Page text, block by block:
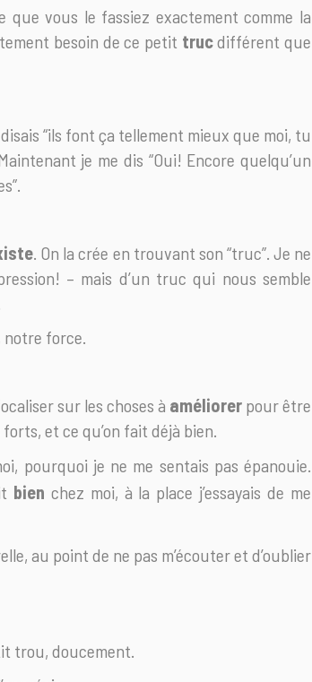
que vous le fassiez exactement comme la
besoin de ce petit trucdifférent que
“ils font ça tellement mieux que moi, tu
je me dis “Oui! Encore quelqu’un
. On la crée en trouvant son “truc”. Je ne
– mais d’un truc qui nous semble
notre force.
sur les choses à améliorer pour être
et ce qu’on fait déjà bien.
pourquoi je ne me sentais pas épanouie.
bien chez moi, à la place j’essayais de me
au point de ne pas m’écouter et d’oublier
trou, doucement.